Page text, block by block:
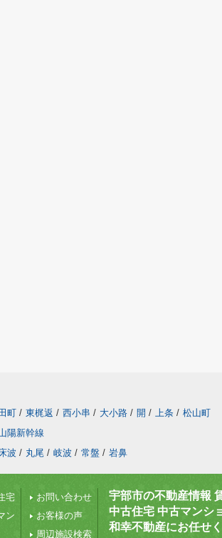
町 / 東梶返 / 西小串 / 大小路 / 開 / 上条 / 松山町
陽新幹線
波 / 丸尾 / 岐波 / 常盤 / 岩鼻
宅
ン
お問い合わせ
お客様の声
周辺施設検索
宇部市の不動産情報
中古住宅 中古マンシ
和幸不動産にお任せ